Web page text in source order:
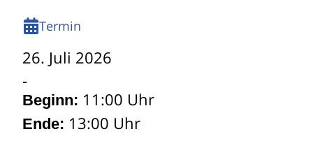
Termin
26. Juli 2026
Beginn: 11:00 Uhr
Ende: 13:00 Uhr